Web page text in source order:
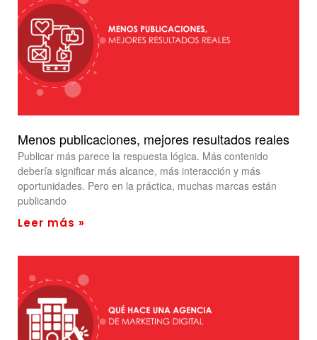
Menos publicaciones, mejores resultados reales
Publicar más parece la respuesta lógica. Más contenido
debería significar más alcance, más interacción y más
oportunidades. Pero en la práctica, muchas marcas están
publicando
Leer más »